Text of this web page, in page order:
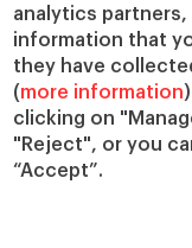
analytics
information that
they have
(more information
clicking on
"Reject", or you
“Accept”.
© Copyright, 2026. IESE
Privacidad Aviso Legal